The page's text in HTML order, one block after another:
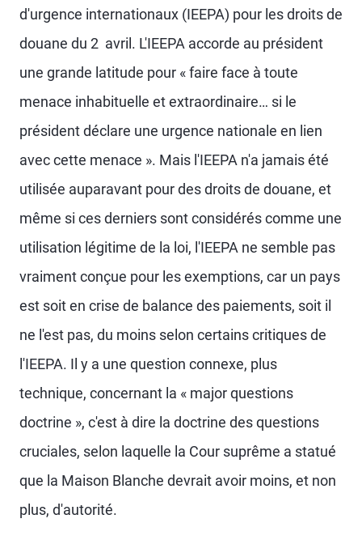
d'urgence internationaux (IEEPA) pour les droits de
douane du 2 avril. L'IEEPA accorde au président
une grande latitude pour « faire face à toute
menace inhabituelle et extraordinaire… si le
président déclare une urgence nationale en lien
avec cette menace ». Mais l'IEEPA n'a jamais été
utilisée auparavant pour des droits de douane, et
même si ces derniers sont considérés comme une
utilisation légitime de la loi, l'IEEPA ne semble pas
vraiment conçue pour les exemptions, car un pays
est soit en crise de balance des paiements, soit il
ne l'est pas, du moins selon certains critiques de
l'IEEPA. Il y a une question connexe, plus
technique, concernant la « major questions
doctrine », c'est à dire la doctrine des questions
cruciales, selon laquelle la Cour suprême a statué
que la Maison Blanche devrait avoir moins, et non
plus, d'autorité.